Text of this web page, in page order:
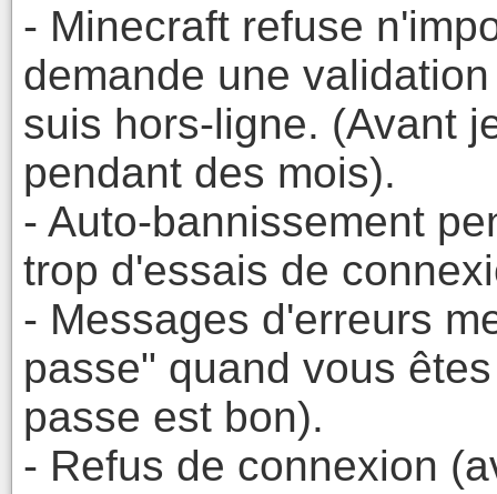
- Minecraft refuse
demande une
suis hors-ligne. (Avant
pendant des mois).
- Auto-bannissement
trop d'essais de
- Messages d'erreurs
passe" quand vous
passe est bon).
- Refus de connexion